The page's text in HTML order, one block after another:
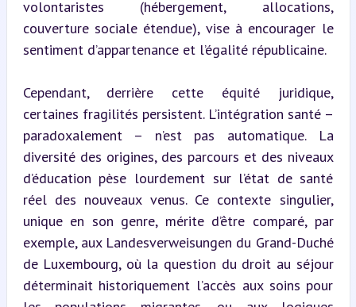
volontaristes (hébergement, allocations,
couverture sociale étendue), vise à encourager le
sentiment d’appartenance et l’égalité républicaine.
Cependant, derrière cette équité juridique,
certaines fragilités persistent. L’intégration santé –
paradoxalement – n’est pas automatique. La
diversité des origines, des parcours et des niveaux
d’éducation pèse lourdement sur l’état de santé
réel des nouveaux venus. Ce contexte singulier,
unique en son genre, mérite d’être comparé, par
exemple, aux Landesverweisungen du Grand-Duché
de Luxembourg, où la question du droit au séjour
déterminait historiquement l’accès aux soins pour